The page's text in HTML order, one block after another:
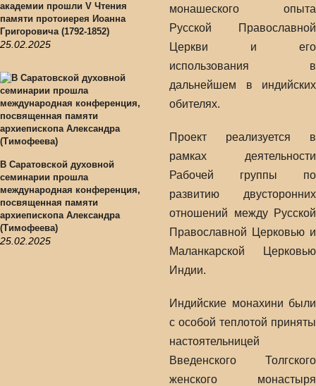
академии прошли V Чтения
памяти протоиерея Иоанна
Григоровича (1792-1852)
25.02.2025
В Саратовской духовной
семинарии прошла
международная конференция,
посвященная памяти
архиепископа Александра
(Тимофеева)
25.02.2025
монашеского опыта
Русской Православной
Церкви и его
использования в
дальнейшем в индийских
обителях.
Проект реализуется в
рамках деятельности
Рабочей группы по
развитию двусторонних
отношений между Русской
Православной Церковью и
Маланкарской Церковью
Индии.
Индийские монахини были
с особой теплотой приняты
настоятельницей
Введенского Толгского
женского монастыря